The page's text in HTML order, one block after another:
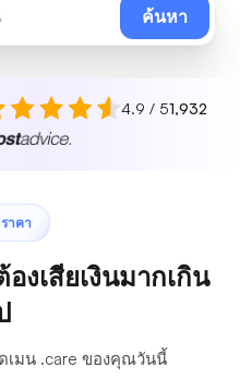
ค้นหา
4.9 / 51,932
าคา
งเสียเงินมากเกิน
เมน .care ของคุณวันนี้